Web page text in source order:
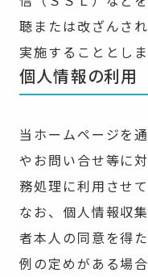
聴または改ざんさ
実施することとしま
個人情報の利用
当ホームページを
やお問い合せ等に
務処理に利用させ
なお、個人情報収
者本人の同意を得
例の定めがある場